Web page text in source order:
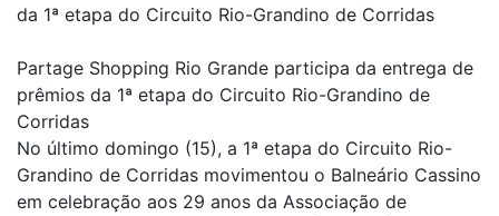
da 1ª etapa do Circuito Rio-Grandino de Corridas
Partage Shopping Rio Grande participa da entrega de
prêmios da 1ª etapa do Circuito Rio-Grandino de
Corridas
No último domingo (15), a 1ª etapa do Circuito Rio-
Grandino de Corridas movimentou o Balneário Cassino
em celebração aos 29 anos da Associação de